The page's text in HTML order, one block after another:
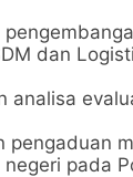
dan
analisa
pengaduan
pada